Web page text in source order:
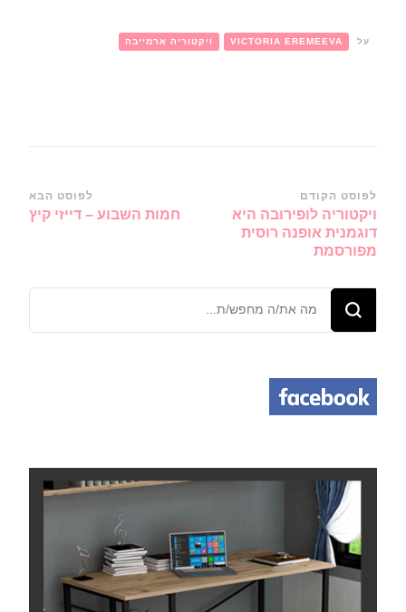
על VICTORIA EREMEEVA ויקטוריה ארמייבה
ניווט
ברשומות
לפוסט הקודם
ויקטוריה לופירובה היא
דוגמנית אופנה רוסית
מפורסמת
לפוסט הבא
חמות השבוע – דייזי קיץ
מחפש/ת
משהו?